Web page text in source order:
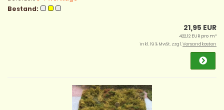
Bestand:
21,95 EUR
422,12 EUR pro m²
inkl. 19 % MwSt. zzgl.Versandkosten